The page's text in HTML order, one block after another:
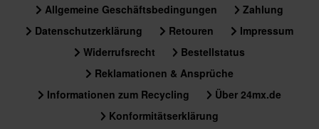
Allgemeine Geschäftsbedingungen
Zahlung
Datenschutzerklärung
Retouren
Impressum
Widerrufsrecht
Bestellstatus
Reklamationen & Ansprüche
Informationen zum Recycling
Über 24mx.de
Konformitätserklärung